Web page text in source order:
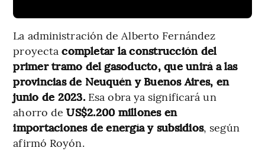
La administración de Alberto Fernández
proyectacompletar la construcción del
primer tramo del gasoducto, que unirá a las
provincias de Neuquén y Buenos Aires, en
junio de 2023. Esa obra ya significará un
ahorro deUS$2.200 millones en
importaciones de energía y subsidios, según
afirmó Royón.